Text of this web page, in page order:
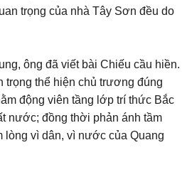
trọng của nhà Tây Sơn đều do
ông đã viết bài Chiếu cầu hiền.
trọng thể hiện chủ trương đúng
động viên tầng lớp trí thức Bắc
nước; đồng thời phản ánh tầm
lòng vì dân, vì nước của Quang